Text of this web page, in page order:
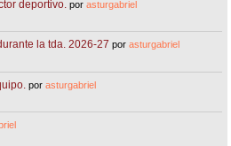
deportivo. porasturgabriel
la tda. 2026-27 porasturgabriel
porasturgabriel